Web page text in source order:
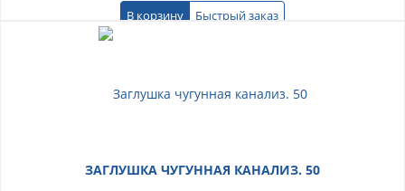
В корзину Быстрый заказ
ЗАГЛУШКА ЧУГУННАЯ КАНАЛИЗ. 50